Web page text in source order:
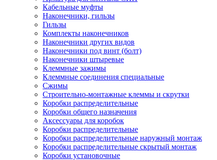
Кабельные муфты
Наконечники, гильзы
Гильзы
Комплекты наконечников
Наконечники других видов
Наконечники под винт (болт)
Наконечники штыревые
Клеммные зажимы
Клеммные соединения специальные
Сжимы
Строительно-монтажные клеммы и скрутки
Коробки распределительные
Коробки общего назначения
Аксессуары для коробок
Коробки распределительные
Коробки распределительные наружный монтаж
Коробки распределительные скрытый монтаж
Коробки установочные